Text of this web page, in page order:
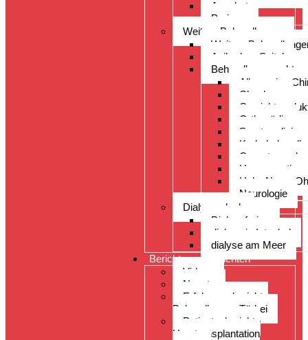
Angebot
Preise
Weitere Behandlungen
Weitere
Acibadem Spital
Allgemeine
Check-up
Orthopädie
Sportmedizin
Hals, Nase,
Neurologie
Dialyseurlaub
Dialyseferien
dialyse in Istanbul
dialyse am Meer
Berichte von Patienten
Videos
Neuste
Erfahrungsberichte
Behandlungen Türkei
Patientenberichte
Haartransplantation